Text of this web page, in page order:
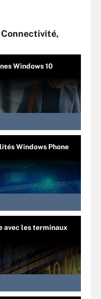
Windows 10
Windows Phone
avec les terminaux